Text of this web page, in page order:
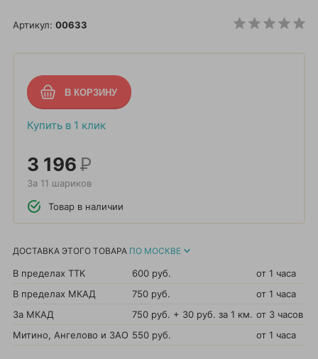
Артикул: 00633
Купить в 1 клик
3 196Р
За 11 шариков
Товар в наличии
ДОСТАВКА ЭТОГО ТОВАРА ПО МОСКВЕ
В пределах ТТК 600 руб.
от 1 часа
В пределах МКАД
750 руб.
от 1 часа
За МКАД
750 руб. + 30 руб. за 1 км. от 3 часов
Митино, Ангелово и ЗАО 550 руб. от 1 часа